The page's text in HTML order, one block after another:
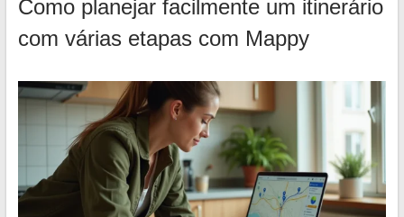
Como planejar facilmente um itinerário
com várias etapas com Mappy